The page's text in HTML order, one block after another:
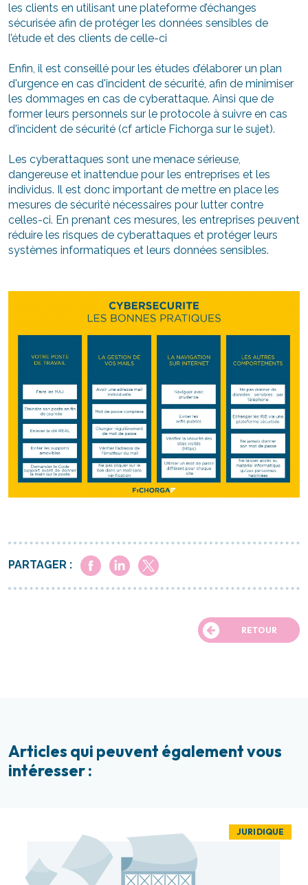
les clients en utilisant une plateforme d’échanges
sécurisée afin de protéger les données sensibles de
l’étude et des clients de celle-ci
Enfin, il est conseillé pour les études d’élaborer un plan
d'urgence en cas d'incident de sécurité, afin de minimiser
les dommages en cas de cyberattaque. Ainsi que de
former leurs personnels sur le protocole à suivre en cas
d'incident de sécurité (cf article Fichorga sur le sujet).
Les cyberattaques sont une menace sérieuse,
dangereuse et inattendue pour les entreprises et les
individus. Il est donc important de mettre en place les
mesures de sécurité nécessaires pour lutter contre
celles-ci. En prenant ces mesures, les entreprises peuvent
réduire les risques de cyberattaques et protéger leurs
systèmes informatiques et leurs données sensibles.
PARTAGER :
RETOUR
Articles qui peuvent également vous
intéresser :
JURIDIQUE